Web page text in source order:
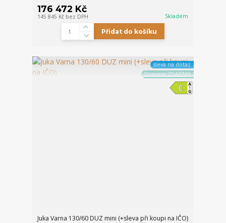
176 472 Kč
145 845 Kč bez DPH Skladem
Přidat do košíku
sleva na dotaz
Doprava ZDARMA
Juka Varna 130/60 DUZ mini (+sleva při koupi na IČO)